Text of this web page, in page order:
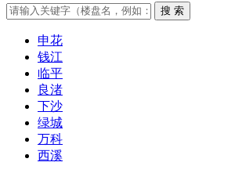
申花
钱江
临平
良渚
下沙
绿城
万科
西溪